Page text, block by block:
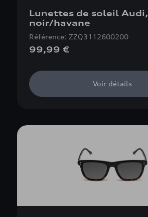
Lunettes de soleil Audi,
noir/havane
Référence: ZZQ3112600200
99,99 €
Voir détails